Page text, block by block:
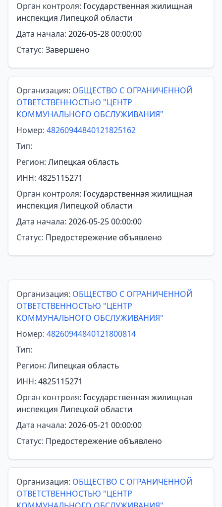
Орган контроля: Государственная жилищная
инспекция Липецкой области
Дата начала: 2026-05-28 00:00:00
Статус: Завершено
Организация: ОБЩЕСТВО С ОГРАНИЧЕННОЙ
ОТВЕТСТВЕННОСТЬЮ "ЦЕНТР
КОММУНАЛЬНОГО ОБСЛУЖИВАНИЯ"
Номер: 48260944840121825162
Тип:
Регион: Липецкая область
ИНН: 4825115271
Орган контроля: Государственная жилищная
инспекция Липецкой области
Дата начала: 2026-05-25 00:00:00
Статус: Предостережение объявлено
Организация: ОБЩЕСТВО С ОГРАНИЧЕННОЙ
ОТВЕТСТВЕННОСТЬЮ "ЦЕНТР
КОММУНАЛЬНОГО ОБСЛУЖИВАНИЯ"
Номер: 48260944840121800814
Тип:
Регион: Липецкая область
ИНН: 4825115271
Орган контроля: Государственная жилищная
инспекция Липецкой области
Дата начала: 2026-05-21 00:00:00
Статус: Предостережение объявлено
Организация: ОБЩЕСТВО С ОГРАНИЧЕННОЙ
ОТВЕТСТВЕННОСТЬЮ "ЦЕНТР